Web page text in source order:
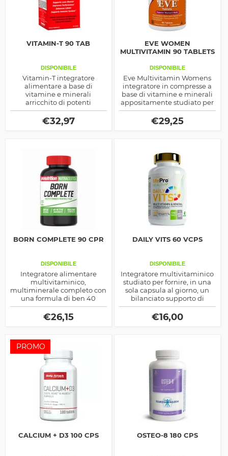
VITAMIN-T 90 TAB
DISPONIBILE
Vitamin-T integratore
alimentare a base di
vitamine e minerali
arricchito di potenti
antiossidanti e stimolatori
ottimizzatori del
testosterone, prodotto sia di
€32,97
EVE WOMEN
MULTIVITAMIN 90 TABLETS
DISPONIBILE
Eve Multivitamin Womens
integratore in compresse a
base di vitamine e minerali
appositamente studiato per
le Donne, prodotto dalla
Now Foods
€29,25
BORN COMPLETE 90 CPR
DISPONIBILE
Integratore alimentare
multivitaminico,
multiminerale completo con
una formula di ben 40
ingredienti ad azione
sinergica.
€26,15
DAILY VITS 60 VCPS
DISPONIBILE
Integratore multivitaminico
studiato per fornire, in una
sola capsula al giorno, un
bilanciato supporto di
vitamine e minerali
essenziali. La sua formula
aiuta a potenziare il
benessere quotidiano,
rappresentando l'alleato
ideale per integrare la dieta
e mantenere energia e
vitalità.
€16,00
PROMO
CALCIUM + D3 100 CPS OSTEO-8 180 CPS